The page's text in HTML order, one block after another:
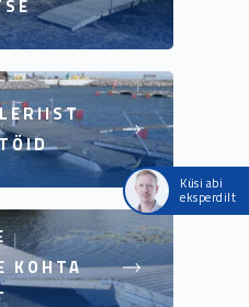
KOHTA
Küsi abi
eksperdilt